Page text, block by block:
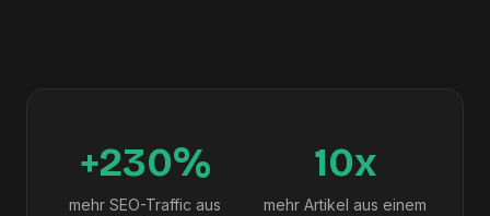
+230%
mehr SEO-Traffic aus
10x
mehr Artikel aus einem